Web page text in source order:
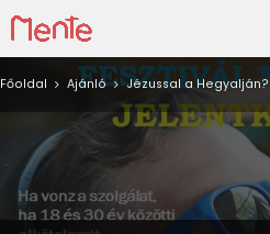
Főoldal Ajánló Jézussal a Hegyalján?